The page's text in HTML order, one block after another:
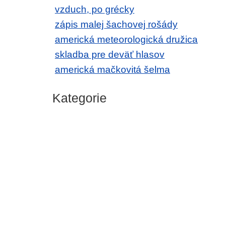
vzduch, po grécky
zápis malej šachovej rošády
americká meteorologická družica
skladba pre deväť hlasov
americká mačkovitá šelma
Kategorie